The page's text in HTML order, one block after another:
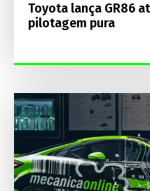
Toyota lança GR86
pilotagem pura